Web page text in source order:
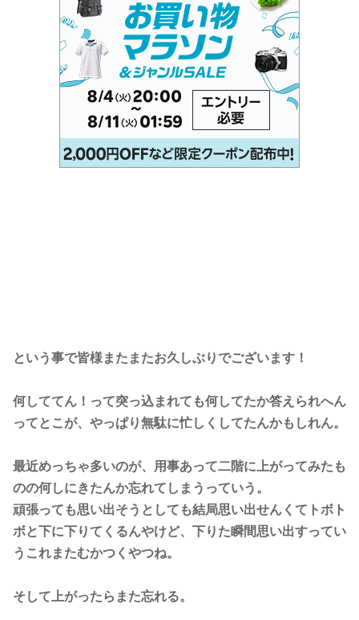
という事で皆様またまたお久しぶりでございます！
何しててん！って突っ込まれても何してたか答えられへん
ってとこが、やっぱり無駄に忙しくしてたんかもしれん。
最近めっちゃ多いのが、用事あって二階に上がってみたも
のの何しにきたんか忘れてしまうっていう。
頑張っても思い出そうとしても結局思い出せんくてトボト
ボと下に下りてくるんやけど、下りた瞬間思い出すってい
うこれまたむかつくやつね。
そして上がったらまた忘れる。